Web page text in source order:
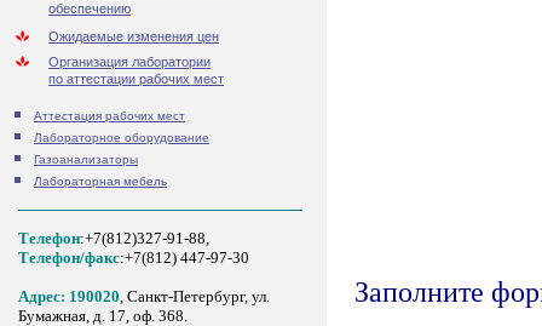
обеспечению
Ожидаемые изменения цен
Организация лаборатории
по аттестации рабочих мест
Аттестация рабочих мест
Лабораторное оборудование
Газоанализаторы
Лабораторная мебель
Телефон:+7(812)327-91-88,
Tелефон/факс:+7(812) 447-97-30
Адрес: 190020, Санкт-Петербург, ул.
Бумажная, д. 17, оф. 368.
Заполните